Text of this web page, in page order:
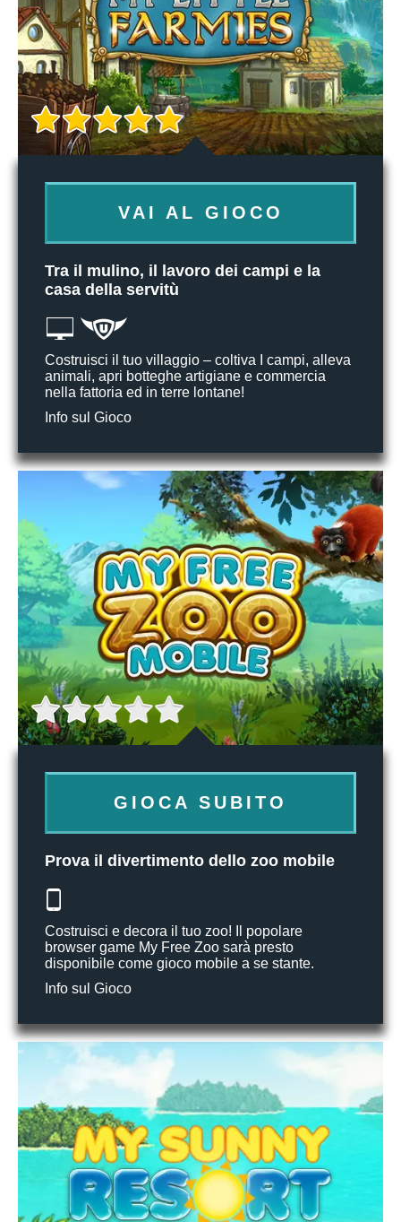
VAI AL GIOCO
Tra il mulino, il lavoro dei campi e la
casa della servitù
Costruisci il tuo villaggio – coltiva I campi, alleva
animali, apri botteghe artigiane e commercia
nella fattoria ed in terre lontane!
Info sul Gioco
GIOCA SUBITO
Prova il divertimento dello zoo mobile
Costruisci e decora il tuo zoo! Il popolare
browser game My Free Zoo sarà presto
disponibile come gioco mobile a se stante.
Info sul Gioco